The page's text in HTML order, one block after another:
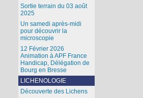
Sortie terrain du 03 août
2025
Un samedi après-midi
pour découvrir la
microscopie
12 Février 2026
Animation à APF France
Handicap, Délégation de
Bourg en Bresse
LICHENOLOGIE
Découverte des Lichens